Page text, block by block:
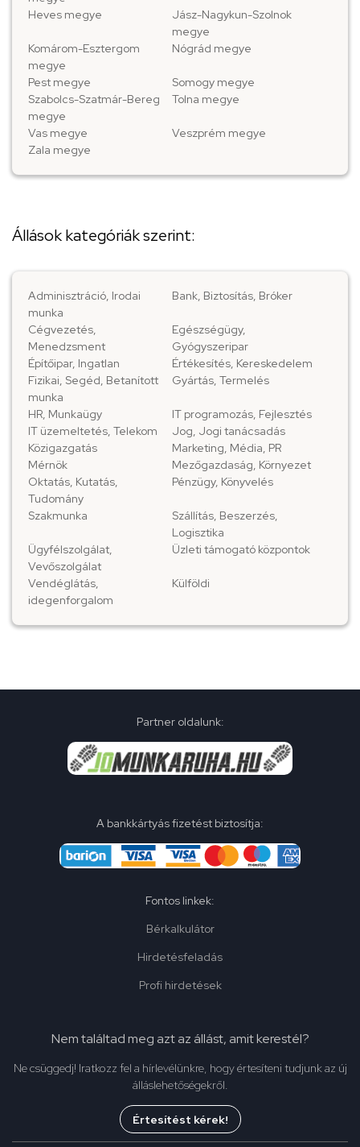
Heves megye
Jász-Nagykun-Szolnok
megye
Komárom-Esztergom
megye
Nógrád megye
Pest megye
Somogy megye
Szabolcs-Szatmár-Bereg
megye
Tolna megye
Vas megye
Veszprém megye
Zala megye
Állások kategóriák szerint:
Adminisztráció, Irodai
munka
Bank, Biztosítás, Bróker
Cégvezetés,
Menedzsment
Egészségügy,
Gyógyszeripar
Építőipar, Ingatlan
Értékesítés, Kereskedelem
Fizikai, Segéd, Betanított
munka
Gyártás, Termelés
HR, Munkaügy
IT programozás, Fejlesztés
IT üzemeltetés, Telekom
Jog, Jogi tanácsadás
Közigazgatás
Marketing, Média, PR
Mérnök
Mezőgazdaság, Környezet
Oktatás, Kutatás,
Tudomány
Pénzügy, Könyvelés
Szakmunka
Szállítás, Beszerzés,
Logisztika
Ügyfélszolgálat,
Vevőszolgálat
Üzleti támogató központok
Vendéglátás,
idegenforgalom
Külföldi
Partner oldalunk:
A bankkártyás fizetést biztosítja:
Fontos linkek:
Bérkalkulátor
Hirdetésfeladás
Profi hirdetések
Nem találtad meg azt az állást, amit kerestél?
Ne csüggedj! Iratkozz fel a hírlevélünkre, hogy értesíteni tudjunk az új
álláslehetőségekről.
Értesítést kérek!